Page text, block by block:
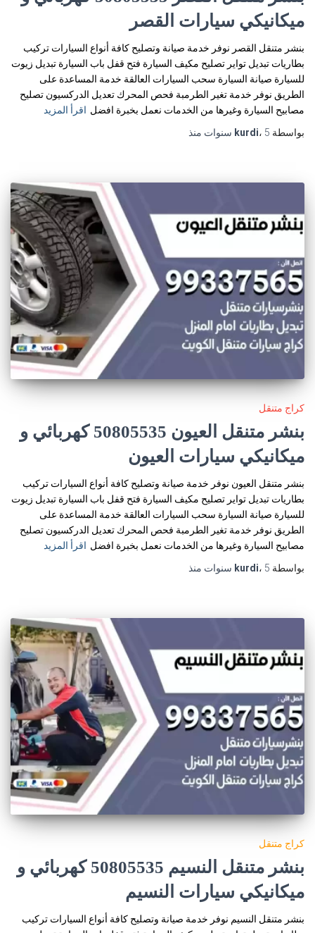
ميكانيكي سيارات القصر
بنشر متنقل القصر نوفر خدمة صيانة وتصليح كافة أنواع السيارات تركيب
بطاريات تبديل تواير تصليح مكيف السيارة فتح قفل باب السيارة تبديل زيوت
للسيارة صيانة السيارة سحب السيارات العالقة خدمة المساعدة على
الطريق نوفر خدمة تغير الطرمبة فحص المحرك تعديل الدركسيون تصليح
مصابيح السيارة وغيرها من الخدمات نعمل بخبرة افضل اقرأ المزيد
بواسطة
kurdi، 5 سنوات منذ
كراج متنقل
بنشر متنقل العيون 50805535‬ كهربائي و
ميكانيكي سيارات العيون
بنشر متنقل العيون نوفر خدمة صيانة وتصليح كافة أنواع السيارات تركيب
بطاريات تبديل تواير تصليح مكيف السيارة فتح قفل باب السيارة تبديل زيوت
للسيارة صيانة السيارة سحب السيارات العالقة خدمة المساعدة على
الطريق نوفر خدمة تغير الطرمبة فحص المحرك تعديل الدركسيون تصليح
مصابيح السيارة وغيرها من الخدمات نعمل بخبرة افضل اقرأ المزيد
بواسطة
kurdi، 5 سنوات منذ
كراج متنقل
بنشر متنقل النسيم 50805535‬ كهربائي و
ميكانيكي سيارات النسيم
بنشر متنقل النسيم نوفر خدمة صيانة وتصليح كافة أنواع السيارات تركيب